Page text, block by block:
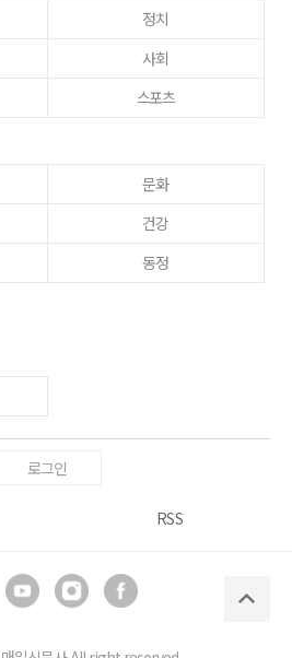
정치
사회
스포츠
문화
건강
동정
로그인
RSS